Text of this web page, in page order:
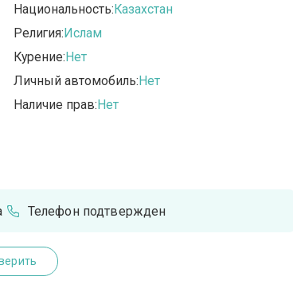
Национальность:Казахстан
Религия:Ислам
Курение:Нет
Личный автомобиль:Нет
Наличие прав:Нет
Телефон подтвержден